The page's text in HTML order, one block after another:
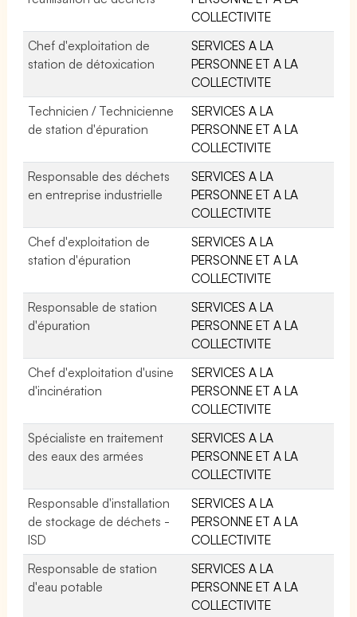
COLLECTIVITE
Chef d'exploitation de
station de détoxication
SERVICES A LA
PERSONNE ET A LA
COLLECTIVITE
Technicien / Technicienne
de station d'épuration
SERVICES A LA
PERSONNE ET A LA
COLLECTIVITE
Responsable des déchets
en entreprise industrielle
SERVICES A LA
PERSONNE ET A LA
COLLECTIVITE
Chef d'exploitation de
station d'épuration
SERVICES A LA
PERSONNE ET A LA
COLLECTIVITE
Responsable de station
d'épuration
SERVICES A LA
PERSONNE ET A LA
COLLECTIVITE
Chef d'exploitation d'usine
d'incinération
SERVICES A LA
PERSONNE ET A LA
COLLECTIVITE
Spécialiste en traitement
des eaux des armées
SERVICES A LA
PERSONNE ET A LA
COLLECTIVITE
Responsable d'installation
de stockage de déchets -
ISD
SERVICES A LA
PERSONNE ET A LA
COLLECTIVITE
Responsable de station
d'eau potable
SERVICES A LA
PERSONNE ET A LA
COLLECTIVITE